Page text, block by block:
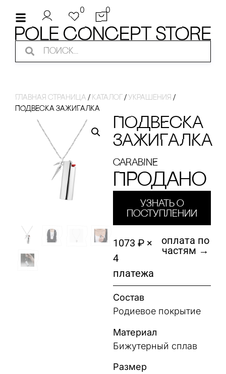
0 0
Главная страница / Каталог / украшения /
ПОДВЕсКА ЗАЖИГАЛКА
ПОДВЕсКА
ЗАЖИГАЛКА
cARABINE
Продано
Узнать о
поступлении
1073 ₽ ×
4
платежа
оплата по
частям →
Состав
Родиевое покрытие
Материал
Бижутерный сплав
Размер